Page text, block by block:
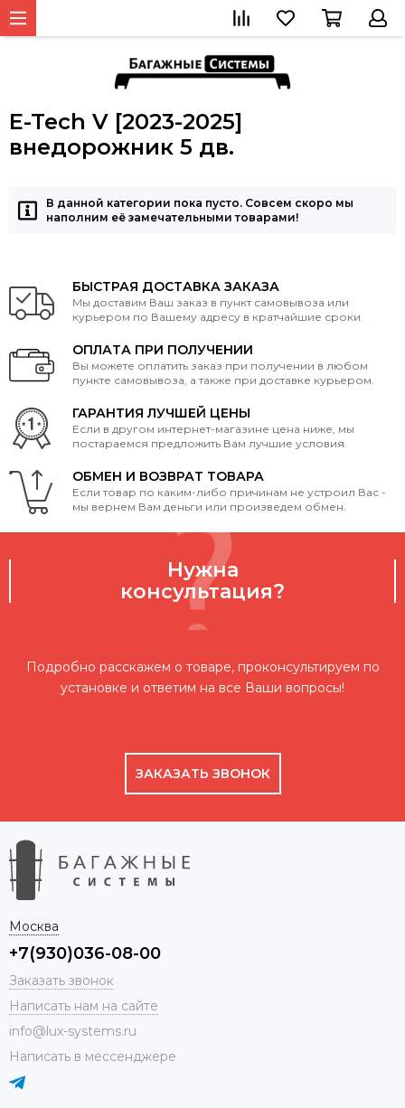
E-Tech V [2023-2025]
внедорожник 5 дв.
В данной категории пока пусто. Совсем скоро мы
наполним её замечательными товарами!
БЫСТРАЯ ДОСТАВКА ЗАКАЗА
Мы доставим Ваш заказ в пункт самовывоза или
курьером по Вашему адресу в кратчайшие сроки.
ОПЛАТА ПРИ ПОЛУЧЕНИИ
Вы можете оплатить заказ при получении в любом
пункте самовывоза, а также при доставке курьером.
ГАРАНТИЯ ЛУЧШЕЙ ЦЕНЫ
Если в другом интернет-магазине цена ниже, мы
постараемся предложить Вам лучшие условия.
ОБМЕН И ВОЗВРАТ ТОВАРА
Если товар по каким-либо причинам не устроил Вас -
мы вернем Вам деньги или произведем обмен.
Нужна
консультация?
Подробно расскажем о товаре, проконсультируем по
установке и ответим на все Ваши вопросы!
ЗАКАЗАТЬ ЗВОНОК
Москва
+7(930)036-08-00
Заказать звонок
Написать нам на сайте
info@lux-systems.ru
Написать в мессенджере